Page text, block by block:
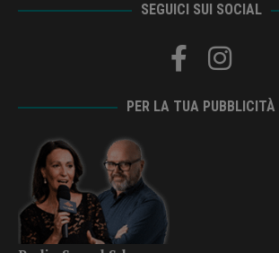
SEGUICI SUI SOCIAL
PER LA TUA PUBBLICITÀ